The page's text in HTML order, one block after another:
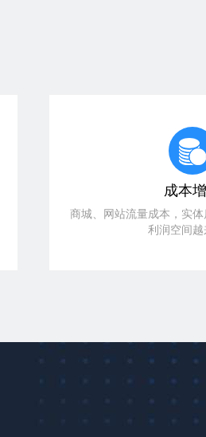
成本
商城、网站流量成本，实体
利润空间